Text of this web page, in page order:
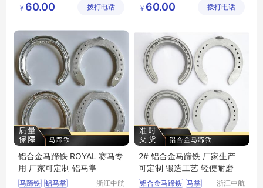
有限公司
￥ 60.00 拨打电话
有限公司
￥ 60.00 拨打电话
铝合金马蹄铁 ROYAL 赛马专
用 厂家可定制 铝马掌
马蹄铁 铝马掌
浙江中航
2# 铝合金马蹄铁 厂家生产
可定制 锻造工艺 轻便耐磨
铝合金马蹄铁 马掌
浙江中航